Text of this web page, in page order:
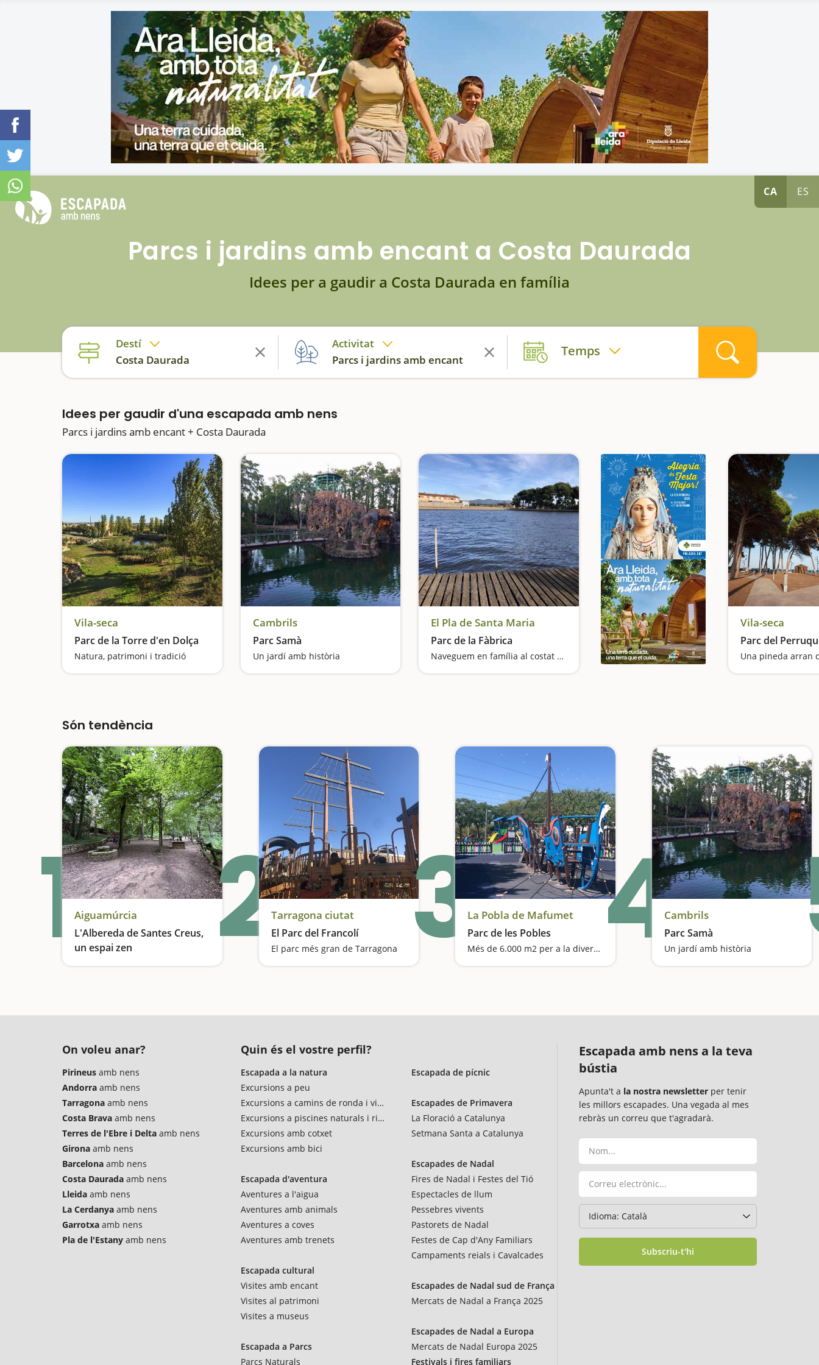
CA ES
Parcs i jardins amb encant a Costa Daurada
Idees per a gaudir a Costa Daurada en família
Destí
Costa Daurada
Activitat
Parcs i jardins amb encant
Temps
Idees per gaudir d'una escapada amb nens
Parcs i jardins amb encant + Costa Daurada
Vila-seca
Parc de la Torre d'en Dolça
Natura, patrimoni i tradició
Cambrils
Parc Samà
Un jardí amb història
El Pla de Santa Maria
Parc de la Fàbrica
Naveguem en família al costat de dos museus
Vila-seca
Parc del
Una pineda arran
Són tendència
1Aiguamúrcia
L'Albereda de Santes Creus,
un espai zen
Pícnic al peus del Monestir de Santes Creus 2Tarragona ciutat
El Parc del Francolí
El parc més gran de Tarragona 3La Pobla de Mafumet
Parc de les Pobles
Més de 6.000 m2 per a la diversió 4Cambrils
Parc Samà
Un jardí amb història
On voleu anar?
Pirineus amb nens
Andorra amb nens
Tarragona amb nens
Costa Brava amb nens
Terres de l'Ebre i Delta amb nens
Girona amb nens
Barcelona amb nens
Costa Daurada amb nens
Lleida amb nens
La Cerdanya amb nens
Garrotxa amb nens
Pla de l'Estany amb nens
Quin és el vostre perfil?
Escapada a la natura
Excursions a peu
Excursions a camins de ronda i vies verdes
Excursions a piscines naturals i rius
Excursions amb cotxet
Excursions amb bici
Escapada d'aventura
Aventures a l'aigua
Aventures amb animals
Aventures a coves
Aventures amb trenets
Escapada cultural
Visites amb encant
Visites al patrimoni
Visites a museus
Escapada a Parcs
Parcs Naturals
Escapada de pícnic
Escapades de Primavera
La Floració a Catalunya
Setmana Santa a Catalunya
Escapades de Nadal
Fires de Nadal i Festes del Tió
Espectacles de llum
Pessebres vivents
Pastorets de Nadal
Festes de Cap d'Any Familiars
Campaments reials i Cavalcades
Escapades de Nadal sud de França
Mercats de Nadal a França 2025
Escapades de Nadal a Europa
Mercats de Nadal Europa 2025
Festivals i fires familiars
Escapada amb nens a la teva
bústia
Apunta't a la nostra newsletter per tenir
les millors escapades. Una vegada al mes
rebràs un correu que t'agradarà.
Subscriu-t'hi